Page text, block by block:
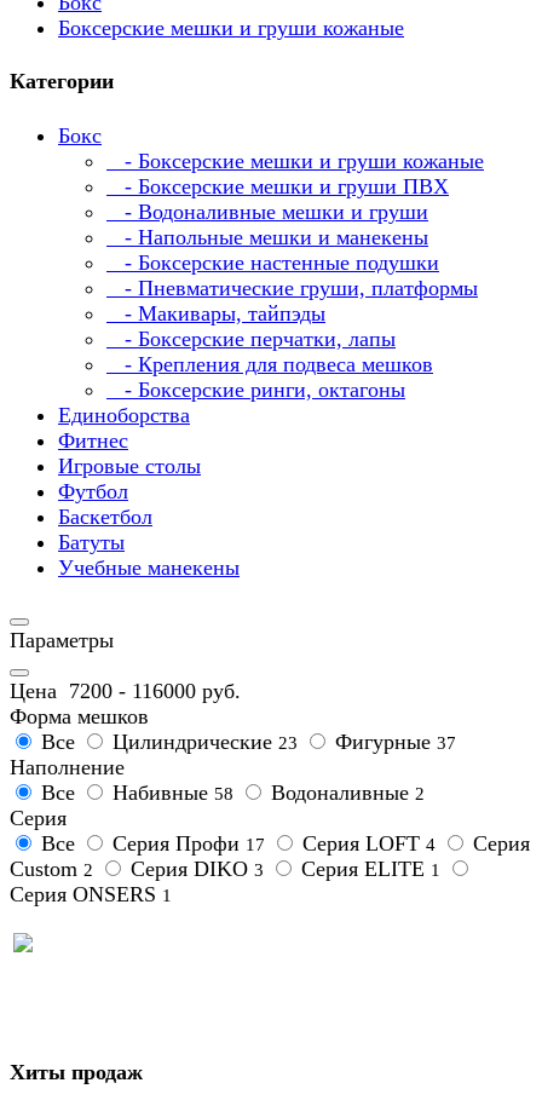
Боксерские мешки и груши кожаные
Категории
Бокс
- Боксерские мешки и груши кожаные
- Боксерские мешки и груши ПВХ
- Водоналивные мешки и груши
- Напольные мешки и манекены
- Боксерские настенные подушки
- Пневматические груши, платформы
- Макивары, тайпэды
- Боксерские перчатки, лапы
- Крепления для подвеса мешков
- Боксерские ринги, октагоны
Единоборства
Фитнес
Игровые столы
Футбол
Баскетбол
Батуты
Учебные манекены
Параметры
Цена 7200 - 116000 руб.
Форма мешков
Все
Цилиндрические 23 Фигурные 37
Наполнение
Все
Набивные 58 Водоналивные 2
Серия
Все
Серия Профи 17 Серия LOFT 4
Серия
Custom 2 Серия DIKO 3 Серия ELITE 1
Серия ONSERS 1
Хиты продаж